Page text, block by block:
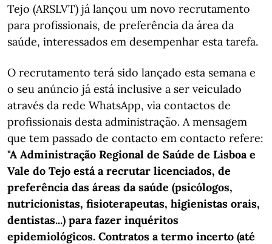
Tejo (ARSLVT) já lançou um novo recrutamento
para profissionais, de preferência da área da
saúde, interessados em desempenhar esta tarefa.
O recrutamento terá sido lançado esta semana e
o seu anúncio já está inclusive a ser veiculado
através da rede WhatsApp, via contactos de
profissionais desta administração. A mensagem
que tem passado de contacto em contacto refere:
"A Administração Regional de Saúde de Lisboa e
Vale do Tejo está a recrutar licenciados, de
preferência das áreas da saúde (psicólogos,
nutricionistas, fisioterapeutas, higienistas orais,
dentistas...) para fazer inquéritos
epidemiológicos. Contratos a termo incerto (até